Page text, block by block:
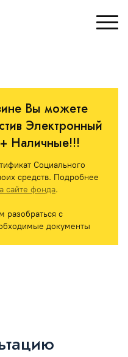
Вы можете
Электронный
Наличные!!!
Социального
средств. Подробнее
сайте фонда.
разобраться с
документы